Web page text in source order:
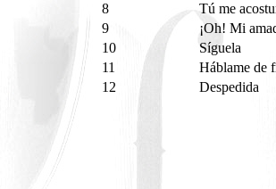
8
Tú me
9
¡Oh! Mi
10
Síguela
11
Háblame de
12
Despedida